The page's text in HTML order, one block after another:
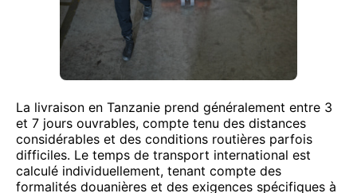
La livraison en Tanzanie prend généralement entre 3
et 7 jours ouvrables, compte tenu des distances
considérables et des conditions routières parfois
difficiles. Le temps de transport international est
calculé individuellement, tenant compte des
formalités douanières et des exigences spécifiques à